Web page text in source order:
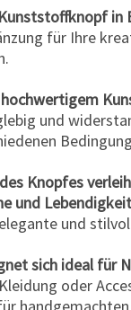
in
für Ihre
und
Knopfes
und Lebendigkeit
und
sich ideal für
oder
handgemachten